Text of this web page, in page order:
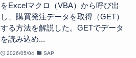
をExcelマクロ（VBA）から呼び出
し、購買発注データを取得（GET）
する方法を解説した。GETでデータ
を読み込め...
2026/05/04 SAP